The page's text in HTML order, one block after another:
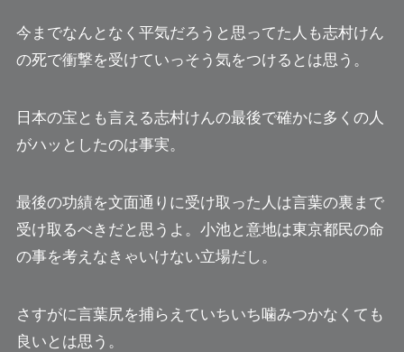
今までなんとなく平気だろうと思ってた人も志村けん
の死で衝撃を受けていっそう気をつけるとは思う。
日本の宝とも言える志村けんの最後で確かに多くの人
がハッとしたのは事実。
最後の功績を文面通りに受け取った人は言葉の裏まで
受け取るべき だと思うよ。小池と意地は東京都民の命
の事を考えなきゃいけない立場だし。
さすがに言葉尻を捕らえていちいち噛みつかなくても
良いとは思う。